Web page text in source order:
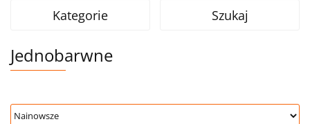
Kategorie Szukaj
Jednobarwne